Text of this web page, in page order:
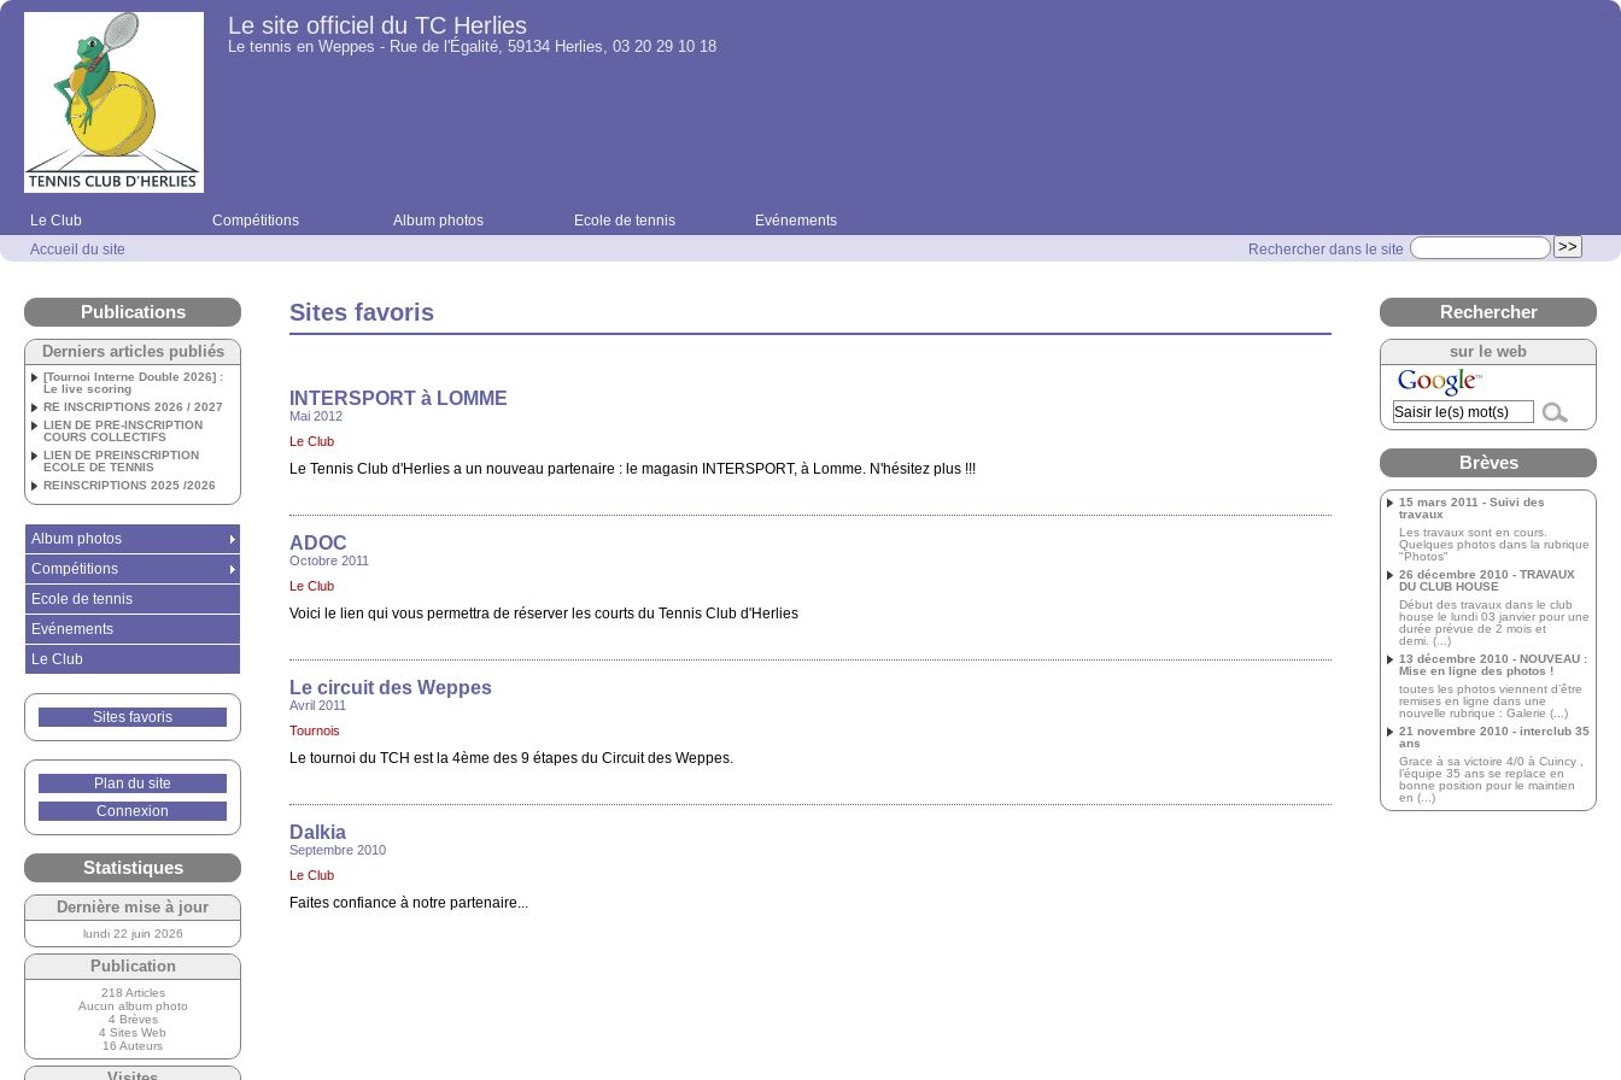
Le site officiel du TC Herlies
Le tennis en Weppes - Rue de l'Égalité, 59134 Herlies, 03 20 29 10 18
Le Club Compétitions Album photos Ecole de tennis
Evénements
Rechercher dans le site
Accueil du site
Sites favoris
INTERSPORT à LOMME
Mai 2012
Le Club
Le Tennis Club d'Herlies a un nouveau partenaire : le magasin INTERSPORT, à Lomme. N'hésitez plus !!!
ADOC
Octobre 2011
Le Club
Voici le lien qui vous permettra de réserver les courts du Tennis Club d'Herlies
Le circuit des Weppes
Avril 2011
Tournois
Le tournoi du TCH est la 4ème des 9 étapes du Circuit des Weppes.
Dalkia
Septembre 2010
Le Club
Faites confiance à notre partenaire...
Publications
Derniers articles publiés
[Tournoi Interne Double 2026] :
Le live scoring
RE INSCRIPTIONS 2026 / 2027
LIEN DE PRE-INSCRIPTION
COURS COLLECTIFS
LIEN DE PREINSCRIPTION
ECOLE DE TENNIS
REINSCRIPTIONS 2025 /2026
Album photos
Compétitions
Ecole de tennis
Evénements
Le Club
Sites favoris
Plan du site
Connexion
Statistiques
Dernière mise à jour
lundi 22 juin 2026
Publication
218 Articles
Aucun album photo
4 Brèves
4 Sites Web
16 Auteurs
Rechercher
sur le web
Brèves
15 mars 2011 - Suivi des
travaux
Les travaux sont en cours.
Quelques photos dans la rubrique
"Photos"
26 décembre 2010 - TRAVAUX
DU CLUB HOUSE
Début des travaux dans le club
house le lundi 03 janvier pour une
durée prévue de 2 mois et
demi. (...)
13 décembre 2010 - NOUVEAU :
Mise en ligne des photos !
toutes les photos viennent d’être
remises en ligne dans une
nouvelle rubrique : Galerie (...)
21 novembre 2010 - interclub 35
ans
Grace à sa victoire 4/0 à Cuincy ,
l’équipe 35 ans se replace en
bonne position pour le maintien
en (...)